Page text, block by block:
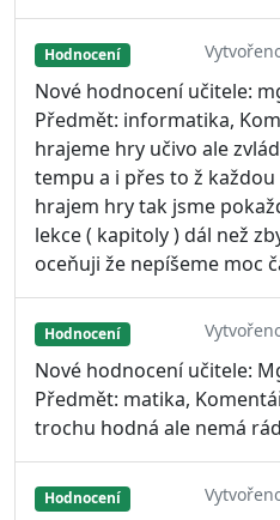
Hodnocení
Nové hodnocení učitele:
Předmět: informatika,
hrajeme hry učivo ale
tempu a i přes to ž
hrajem hry tak jsme
lekce ( kapitoly ) dál než
oceňuji že nepíšeme moc
Hodnocení
Nové hodnocení učitele:
Předmět: matika,
trochu hodná ale nemá
Hodnocení